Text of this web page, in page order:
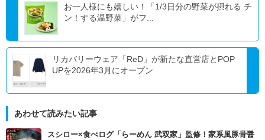
お一人様にも嬉しい！「1/3日分の野菜が摂れる チ
ン！する温野菜」がフ...
リカバリーウェア「ReD」が新たな直営店とPOP
UPを2026年3月にオープン
あわせて読みたい記事
スシロー×食べログ「らーめん 武双家」監修！家系風豚骨醤